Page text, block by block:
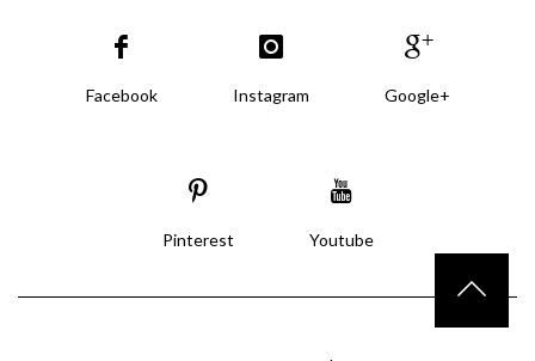
Facebook Instagram Google+
Pinterest Youtube